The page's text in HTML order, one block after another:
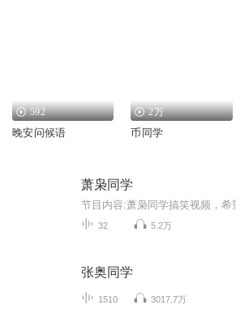
592
晚安问候语
2万
币同学
萧枭同学
32 5.2万
张奥同学
1510 3017.7万